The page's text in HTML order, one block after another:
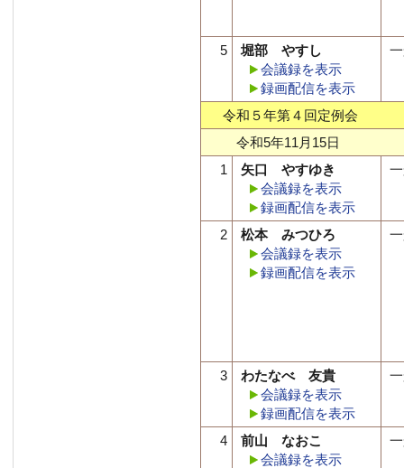
5
堀部 やすし
会議録を表示
録画配信を表示
令和５年第４回定例会
令和5年11月15日
1
矢口 やすゆき
会議録を表示
録画配信を表示
2
松本 みつひろ
会議録を表示
録画配信を表示
3
わたなべ 友貴
会議録を表示
録画配信を表示
4
前山 なおこ
会議録を表示